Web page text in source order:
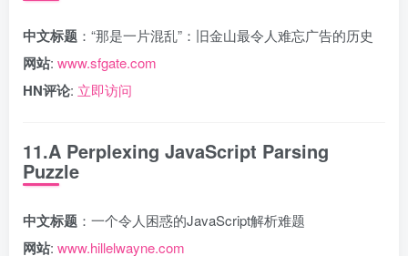
中文标题 ：“那是一片混乱”：旧金山最令人难忘广告的历史
网站: www.sfgate.com
HN评论: 立即访问
11.A Perplexing JavaScript Parsing
Puzzle
中文标题 ：一个令人困惑的JavaScript解析难题
网站: www.hillelwayne.com